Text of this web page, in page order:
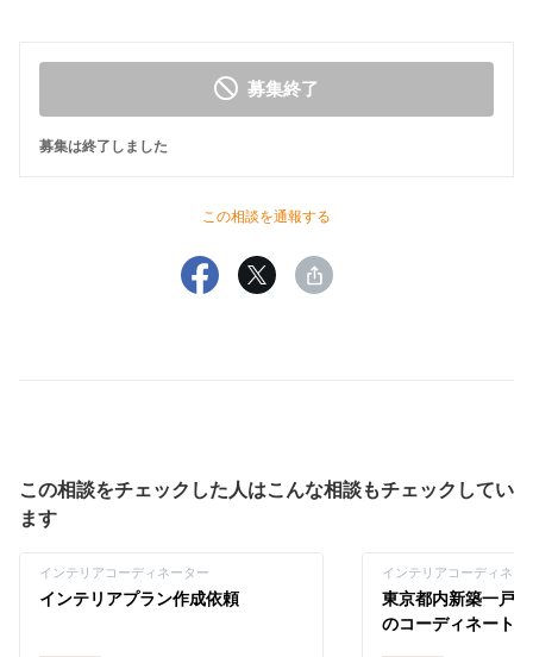
募集終了
募集は終了しました
この相談を通報する
この相談をチェックした人はこんな相談もチェックしてい
ます
インテリアコーディネーター
インテリアプラン作成依頼
インテリアコーディネー
東京都内新築一戸
のコーディネート